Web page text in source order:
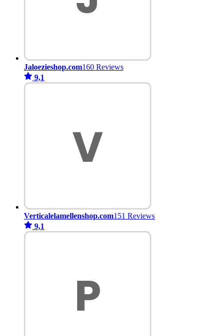
Jaloezieshop.com160 Reviews
9,1
Verticalelamellenshop.com151 Reviews
9,1